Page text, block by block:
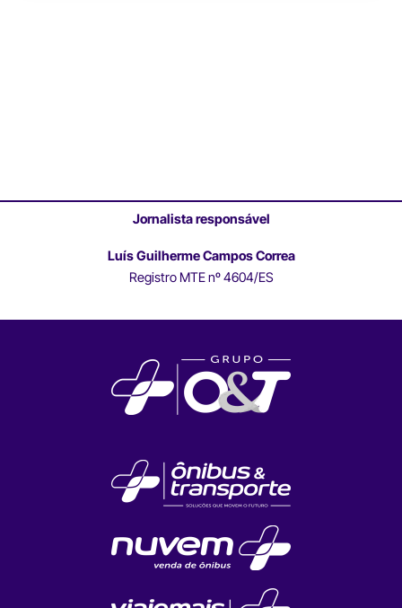
Jornalista responsável
Luís Guilherme Campos Correa
Registro MTE nº 4604/ES